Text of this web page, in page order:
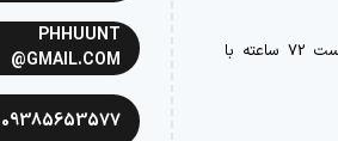
خرید از دست اول= قیمت کم ارسال سریع=مهلت تست 72 ساعته با
PHHUUNT
@GMAIL.COM
09385653577